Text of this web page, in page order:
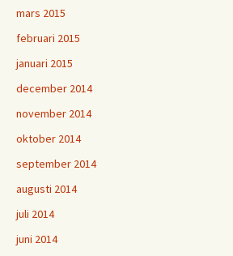
mars 2015
februari 2015
januari 2015
december 2014
november 2014
oktober 2014
september 2014
augusti 2014
juli 2014
juni 2014